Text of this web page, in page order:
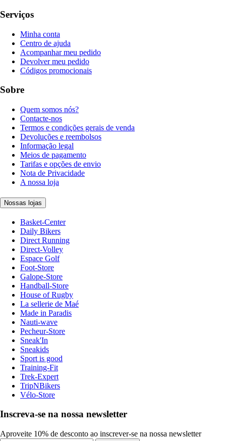
Serviços
Minha conta
Centro de ajuda
Acompanhar meu pedido
Devolver meu pedido
Códigos promocionais
Sobre
Quem somos nós?
Contacte-nos
Termos e condições gerais de venda
Devoluções e reembolsos
Informação legal
Meios de pagamento
Tarifas e opções de envio
Nota de Privacidade
A nossa loja
Nossas lojas
Basket-Center
Daily Bikers
Direct Running
Direct-Volley
Espace Golf
Foot-Store
Galope-Store
Handball-Store
House of Rugby
La sellerie de Maé
Made in Paradis
Nauti-wave
Pecheur-Store
Sneak'In
Sneakids
Sport is good
Training-Fit
Trek-Expert
TripNBikers
Vélo-Store
Inscreva-se na nossa newsletter
Aproveite 10% de desconto ao inscrever-se na nossa newsletter